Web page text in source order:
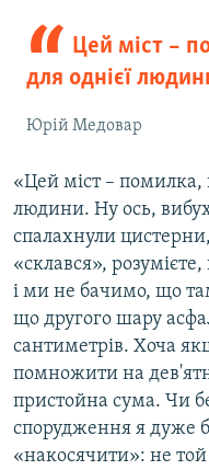
Цей міст –
для однієї
Юрій Медовар
«Цей міст – помилка,
людини. Ну ось,
спалахнули
«склався»,
і ми не бачимо, що
що другого шару
сантиметрів. Хоча
помножити на
пристойна сума. Чи
спорудження я дуже
«накосячити»: не той